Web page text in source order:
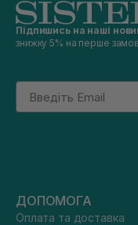
Підпишись на наші
знижку 5% на перше
Email
ДОПОМОГА
Оплата та доставка